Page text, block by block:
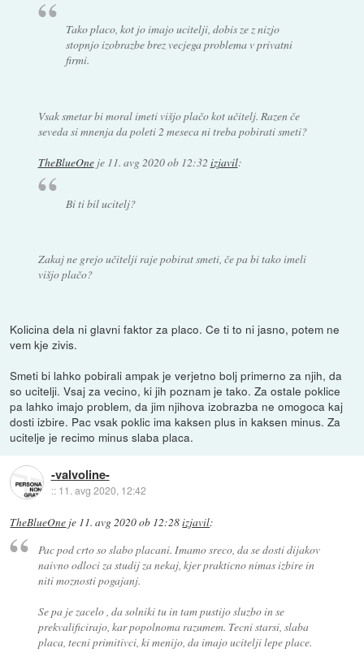
Tako placo, kot jo imajo ucitelji, dobis ze z nizjo
stopnjo izobrazbe brez vecjega problema v privatni
firmi.
Vsak smetar bi moral imeti višjo plačo kot učitelj. Razen če
seveda si mnenja da poleti 2 meseca ni treba pobirati smeti?
TheBlueOneje 11. avg 2020 ob 12:32 izjavil:
Bi ti bil ucitelj?
Zakaj ne grejo učitelji raje pobirat smeti, če pa bi tako imeli
višjo plačo?
Kolicina dela ni glavni faktor za placo. Ce ti to ni jasno, potem ne
vem kje zivis.
Smeti bi lahko pobirali ampak je verjetno bolj primerno za njih, da
so ucitelji. Vsaj za vecino, ki jih poznam je tako. Za ostale poklice
pa lahko imajo problem, da jim njihova izobrazba ne omogoca kaj
dosti izbire. Pac vsak poklic ima kaksen plus in kaksen minus. Za
ucitelje je recimo minus slaba placa.
-valvoline-
:: 11. avg 2020, 12:42
TheBlueOne je 11. avg 2020 ob 12:28izjavil:
Pac pod crto so slabo placani. Imamo sreco, da se dosti dijakov
naivno odloci za studij za nekaj, kjer prakticno nimas izbire in
niti moznosti pogajanj.
Se pa je zacelo , da solniki tu in tam pustijo sluzbo in se
prekvalificirajo, kar popolnoma razumem. Tecni starsi, slaba
placa, tecni primitivci, ki menijo, da imajo ucitelji lepe place.